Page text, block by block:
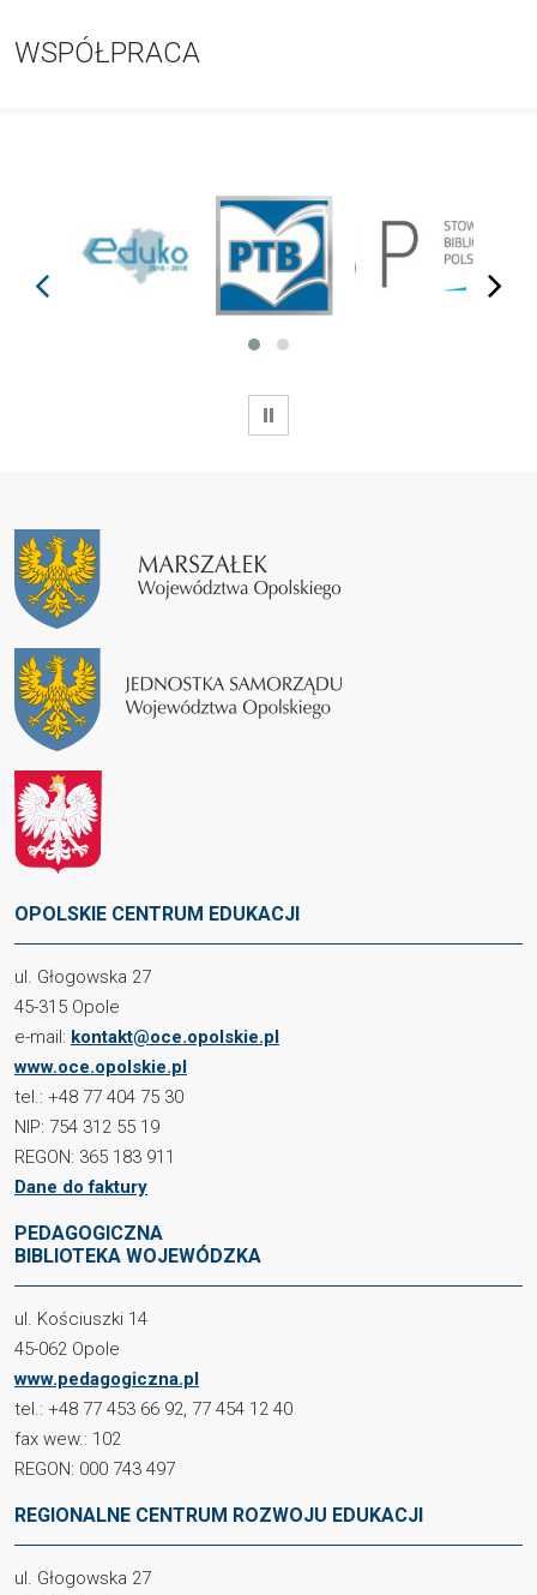
WSPÓŁPRACA
prev next
WSTRZYMAJ
OPOLSKIE CENTRUM EDUKACJI
ul. Głogowska 27
45-315 Opole
e-mail: kontakt@oce.opolskie.pl
www.oce.opolskie.pl
tel.: +48 77 404 75 30
NIP: 754 312 55 19
REGON: 365 183 911
Dane do faktury
PEDAGOGICZNA
BIBLIOTEKA WOJEWÓDZKA
ul. Kościuszki 14
45-062 Opole
www.pedagogiczna.pl
tel.: +48 77 453 66 92, 77 454 12 40
fax wew.: 102
REGON: 000 743 497
REGIONALNE CENTRUM ROZWOJU EDUKACJI
ul. Głogowska 27